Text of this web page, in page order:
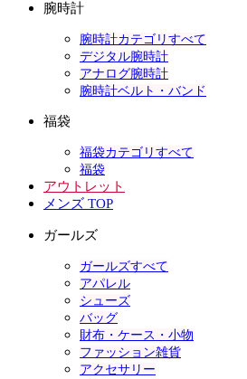
腕時計
腕時計カテゴリすべて
デジタル腕時計
アナログ腕時計
腕時計ベルト・バンド
福袋
福袋カテゴリすべて
福袋
アウトレット
メンズ TOP
ガールズ
ガールズすべて
アパレル
シューズ
バッグ
財布・ケース・小物
ファッション雑貨
アクセサリー